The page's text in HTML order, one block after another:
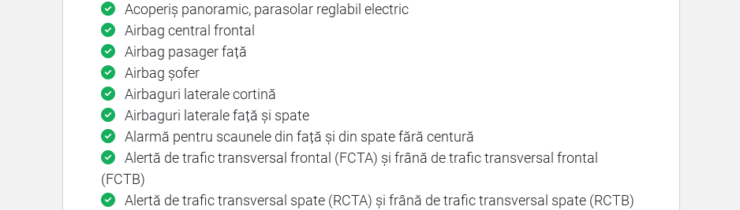
Acoperiș panoramic, parasolar reglabil electric
Airbag central frontal
Airbag pasager față
Airbag șofer
Airbaguri laterale cortină
Airbaguri laterale față și spate
Alarmă pentru scaunele din față și din spate fără centură
Alertă de trafic transversal frontal (FCTA) și frână de trafic transversal frontal
(FCTB)
Alertă de trafic transversal spate (RCTA) și frână de trafic transversal spate (RCTB)